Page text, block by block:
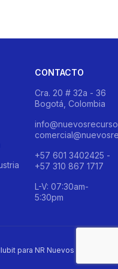
CONTACTO
Cra. 20 # 32a - 36
Bogotá, Colombia
+57 601 3402425 -
+57 310 867 1717
L-V: 07:30am-
5:30pm
para NR Nuevos Recursos